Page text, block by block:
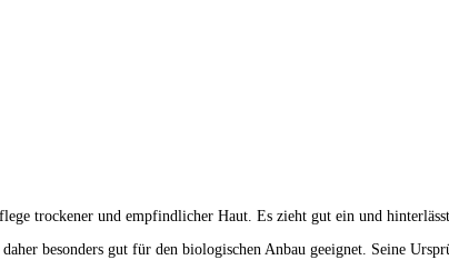
trockener und empfindlicher Haut. Es zieht gut ein und
besonders gut für den biologischen Anbau geeignet. Seine